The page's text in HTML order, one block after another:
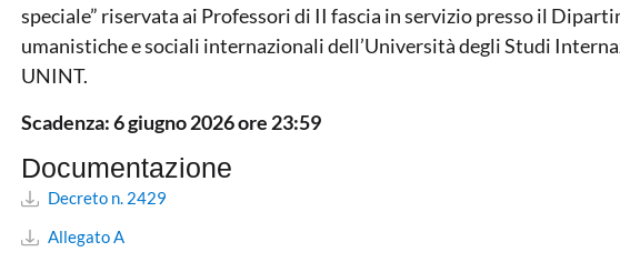
speciale” riservata ai Professori di II fascia in servizio presso il
umanistiche e sociali internazionali dell’Università degli Studi
UNINT.
Scadenza: 6 giugno 2026 ore 23:59
Documentazione
Decreto n. 2429
Allegato A